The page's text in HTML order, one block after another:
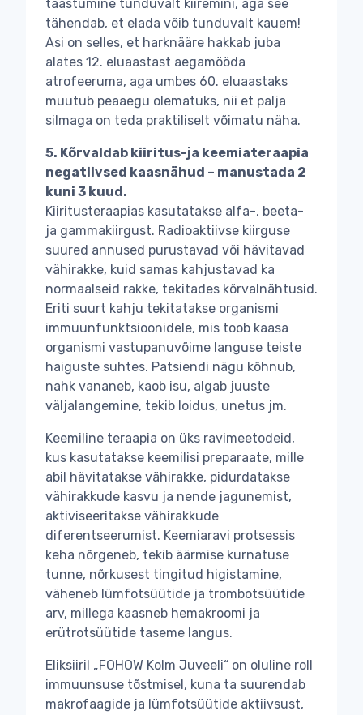
taastumine tunduvalt kiiremini, aga see
tähendab, et elada võib tunduvalt kauem!
Asi on selles, et harknääre hakkab juba
alates 12. eluaastast aegamööda
atrofeeruma, aga umbes 60. eluaastaks
muutub peaaegu olematuks, nii et palja
silmaga on teda praktiliselt võimatu näha.
5. Kõrvaldab kiiritus-ja keemiateraapia
negatiivsed kaasnähud – manustada 2
kuni 3 kuud.
Kiiritusteraapias kasutatakse alfa-, beeta-
ja gammakiirgust. Radioaktiivse kiirguse
suured annused purustavad või hävitavad
vähirakke, kuid samas kahjustavad ka
normaalseid rakke, tekitades kõrvalnähtusid.
Eriti suurt kahju tekitatakse organismi
immuunfunktsioonidele, mis toob kaasa
organismi vastupanuvõime languse teiste
haiguste suhtes. Patsiendi nägu kõhnub,
nahk vananeb, kaob isu, algab juuste
väljalangemine, tekib loidus, unetus jm.
Keemiline teraapia on üks ravimeetodeid,
kus kasutatakse keemilisi preparaate, mille
abil hävitatakse vähirakke, pidurdatakse
vähirakkude kasvu ja nende jagunemist,
aktiviseeritakse vähirakkude
diferentseerumist. Keemiaravi protsessis
keha nõrgeneb, tekib äärmise kurnatuse
tunne, nõrkusest tingitud higistamine,
väheneb lümfotsüütide ja trombotsüütide
arv, millega kaasneb hemakroomi ja
erütrotsüütide taseme langus.
Eliksiiril „FOHOW Kolm Juveeli“ on oluline roll
immuunsuse tõstmisel, kuna ta suurendab
makrofaagide ja lümfotsüütide aktiivsust,